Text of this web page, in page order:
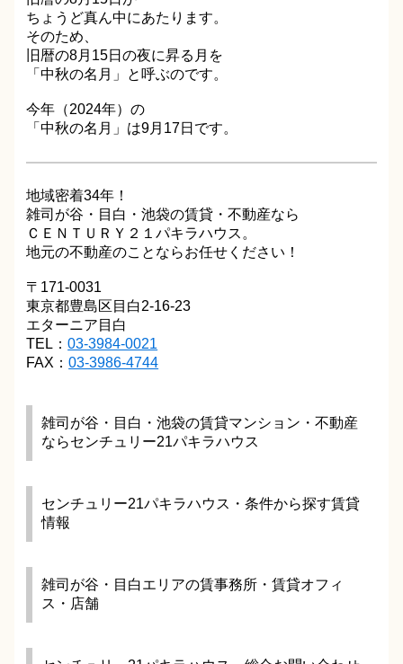
ちょうど真ん中にあたります。
そのため、
旧暦の8月15日の夜に昇る月を
「中秋の名月」と呼ぶのです。
今年（2024年）の
「中秋の名月」は9月17日です。
地域密着34年！
雑司が谷・目白・池袋の賃貸・不動産なら
ＣＥＮＴＵＲＹ２１パキラハウス。
地元の不動産のことならお任せください！
〒171-0031
東京都豊島区目白2-16-23
エターニア目白
TEL：03-3984-0021
FAX：03-3986-4744
雑司が谷・目白・池袋の賃貸マンション・不動産
ならセンチュリー21パキラハウス
センチュリー21パキラハウス・条件から探す賃貸
情報
雑司が谷・目白エリアの賃事務所・賃貸オフィ
ス・店舗